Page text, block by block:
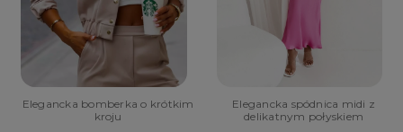
Elegancka bomberka o krótkim
kroju
Elegancka spódnica midi z
delikatnym połyskiem